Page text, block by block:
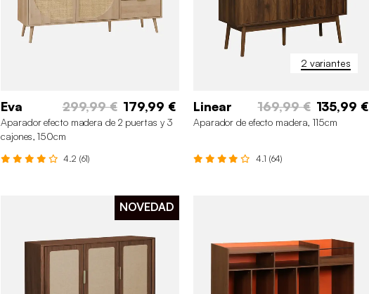
Eva 299,99 € 179,99 €
Aparador efecto madera de 2 puertas y 3
cajones, 150cm
4.2 (61)
2 variantes
Linear 169,99 € 135,99 €
Aparador de efecto madera, 115cm
4.1 (64)
NOVEDAD